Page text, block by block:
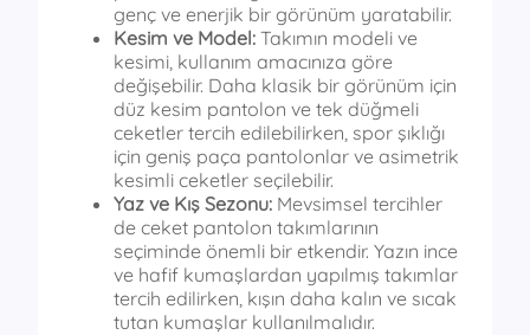
genç ve enerjik bir görünüm yaratabilir.
Kesim ve Model: Takımın modeli ve
kesimi, kullanım amacınıza göre
değişebilir. Daha klasik bir görünüm için
düz kesim pantolon ve tek düğmeli
ceketler tercih edilebilirken, spor şıklığı
için geniş paça pantolonlar ve asimetrik
kesimli ceketler seçilebilir.
Yaz ve Kış Sezonu: Mevsimsel tercihler
de ceket pantolon takımlarının
seçiminde önemli bir etkendir. Yazın ince
ve hafif kumaşlardan yapılmış takımlar
tercih edilirken, kışın daha kalın ve sıcak
tutan kumaşlar kullanılmalıdır.